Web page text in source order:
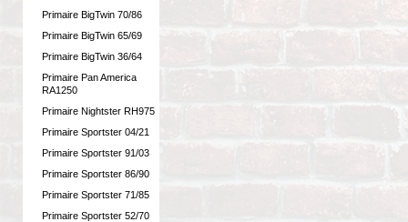
Primaire BigTwin 70/86
Primaire BigTwin 65/69
Primaire BigTwin 36/64
Primaire Pan America
RA1250
Primaire Nightster RH975
Primaire Sportster 04/21
Primaire Sportster 91/03
Primaire Sportster 86/90
Primaire Sportster 71/85
Primaire Sportster 52/70